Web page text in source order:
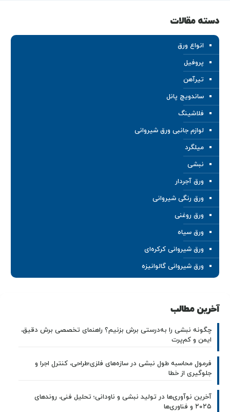
دسته مقالات
انواع ورق
پروفیل
تیرآهن
ساندویچ پانل
فلاشینگ
لوازم جانبی ورق شیروانی
میلگرد
نبشی
ورق آجردار
ورق رنگی شیروانی
ورق روغنی
ورق سیاه
ورق شیروانی کرکره‌ای
ورق شیروانی گالوانیزه
آخرین مطالب
چگونه نبشی را به‌درستی برش بزنیم؟ راهنمای تخصصی برش دقیق،
ایمن و کم‌پرت
فرمول محاسبه طول نبشی در سازه‌های فلزی؛طراحی، کنترل اجرا و
جلوگیری از خطا
آخرین نوآوری‌ها در تولید نبشی و ناودانی؛ تحلیل فنی، روندهای
۲۰۲۵ و فناوری‌ها